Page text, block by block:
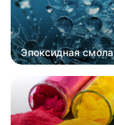
Эпоксидная смола